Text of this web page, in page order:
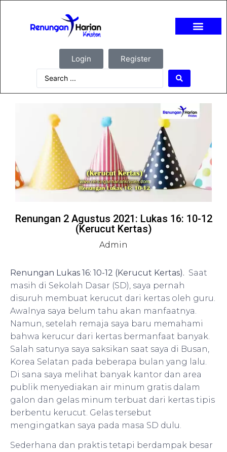
Login Register
Renungan 2 Agustus 2021: Lukas 16: 10-12
(Kerucut Kertas)
Admin
Renungan Lukas 16: 10-12 (Kerucut Kertas). Saat
masih di Sekolah Dasar (SD), saya pernah
disuruh membuat kerucut dari kertas oleh guru.
Awalnya saya belum tahu akan manfaatnya.
Namun, setelah remaja saya baru memahami
bahwa kerucur dari kertas bermanfaat banyak.
Salah satunya saya saksikan saat saya di Busan,
Korea Selatan pada beberapa bulan yang lalu.
Di sana saya melihat banyak kantor dan area
publik menyediakan air minum gratis dalam
galon dan gelas minum terbuat dari kertas tipis
berbentu kerucut. Gelas tersebut
mengingatkan saya pada masa SD dulu.
Sederhana dan praktis tetapi berdampak besar